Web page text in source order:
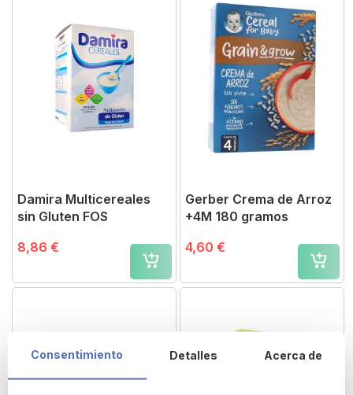
Damira Multicereales
sin Gluten FOS
8,86 €
Gerber Crema de Arroz
+4M 180 gramos
4,60 €
Consentimiento Detalles Acerca de